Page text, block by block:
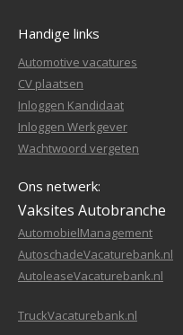
Handige links
Automotive vacatures
CV plaatsen
Inloggen Kandidaat
Inloggen Werkgever
Wachtwoord vergeten
Ons netwerk:
Vaksites Autobranche
AutomobielManagement
AutoschadeVacaturebank.nl
AutoleaseVacaturebank.nl
TruckVacaturebank.nl